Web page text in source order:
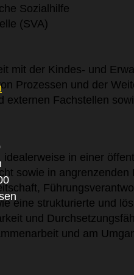
Sozialhilfe
(SVA)
mit der Kindes- und
Prozessen und der
externen Fachstellen
in einer
sowie in angrenzenden
eine strukturierte und
und
und am